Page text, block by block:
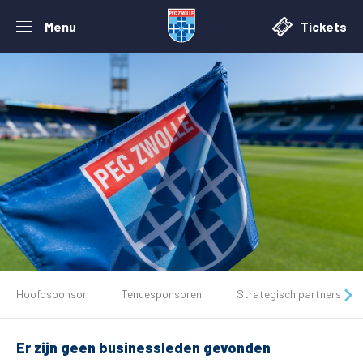
Menu Tickets
Tickets
Matchdays
Hoofdsponsor Tenuesponsoren Strategisch partners
Er zijn geen businessleden gevonden